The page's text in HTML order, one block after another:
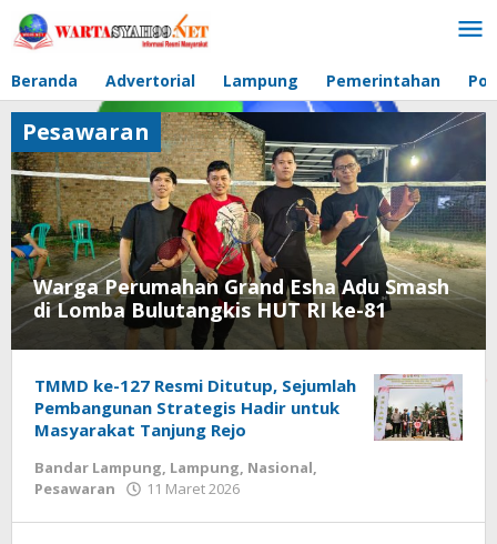
Lewati
ke
Beranda
Advertorial Lampung Pemerintahan
Warga Perumahan Grand Esha Adu Smash
di Lomba Bulutangkis HUT RI ke-81
Agustus
oleh
wartasyah99.net
Pesawaran
TMMD ke-127 Resmi Ditutup, Sejumlah
Pembangunan Strategis Hadir untuk
Masyarakat Tanjung Rejo
Bandar Lampung, Lampung, Nasional,
Pesawaran
11 Maret 2026